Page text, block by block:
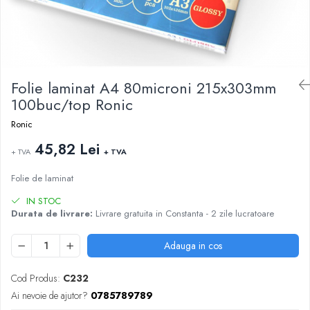
TIPIZATE & HARTII OPERATIONALE
PLICURI PENTRU CORESPONDENTA,
CUBURI DIN HARTIE & CUBURI NOTES
CAIETE & BLOCK NOTES-URI
ACCESORII PENTRU BIROU
CAPSATOARE & DECAPSATOARE
CAPSE & SUPORTURI
DOCUMENTE
BANDA ADEZIVA & DISPENCERE
ADEZIVI
FOARFECI
CUTTERE
MANUSI NITRIL NEPUDRATE
Folie laminat A4 80microni 215x303mm
100buc/top Ronic
Ronic
+ TVA 45,82 Lei + TVA
Folie de laminat
IN STOC
Durata de livrare: Livrare gratuita in Constanta - 2 zile lucratoare
Adauga in cos
Cod Produs: C232
Ai nevoie de ajutor? 0785789789